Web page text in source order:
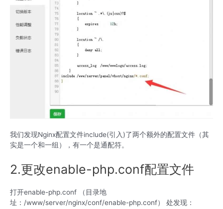
我们发现Nginx配置文件include(引入)了两个额外的配置文件（其
实是一个和一组），有一个是通配符。
2.更改enable-php.conf配置文件
打开enable-php.conf （目录地
址：/www/server/nginx/conf/enable-php.conf） 处发现：